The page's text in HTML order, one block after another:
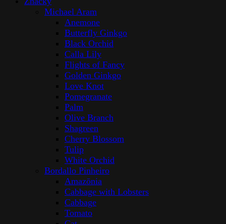
Michael Aram
Anemone
Butterfly Ginkgo
Black Orchid
Calla Lily
Flights of Fancy
Golden Ginkgo
Love Knot
Pomegranate
Palm
Olive Branch
Shagreen
Cherry Blossom
Tulip
White Orchid
Bordallo Pinheiro
Amazōnia
Cabbage with Lobsters
Cabbage
Tomato